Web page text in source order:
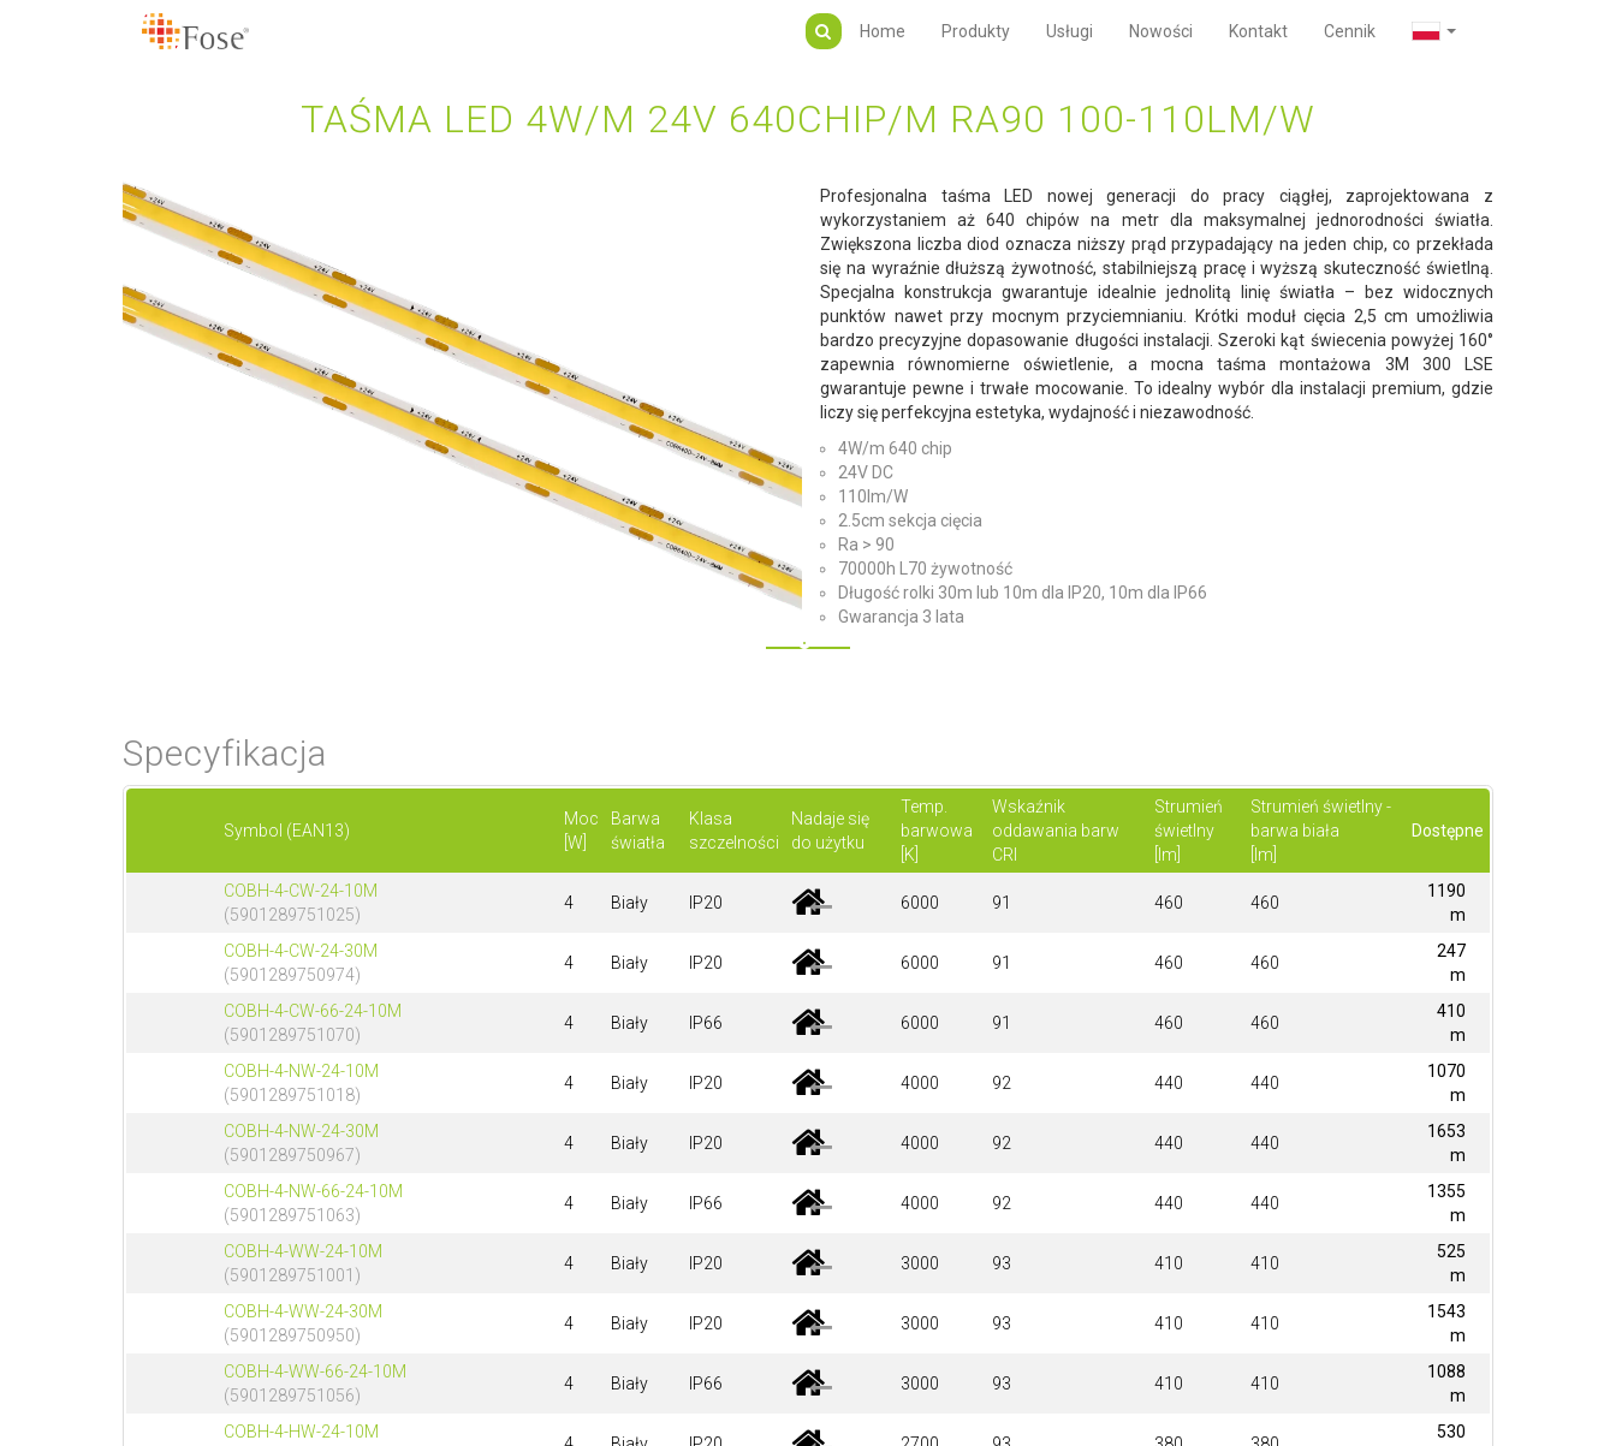
Home Produkty Usługi Nowości Kontakt Cennik
TAŚMA LED 4W/M 24V 640CHIP/M RA90 100-110LM/W
Profesjonalna taśma LED nowej generacji do pracy ciągłej, zaprojektowana z
wykorzystaniem aż 640 chipów na metr dla maksymalnej jednorodności światła.
Zwiększona liczba diod oznacza niższy prąd przypadający na jeden chip, co przekłada
się na wyraźnie dłuższą żywotność, stabilniejszą pracę i wyższą skuteczność świetlną.
Specjalna konstrukcja gwarantuje idealnie jednolitą linię światła – bez widocznych
punktów nawet przy mocnym przyciemnianiu. Krótki moduł cięcia 2,5 cm umożliwia
bardzo precyzyjne dopasowanie długości instalacji. Szeroki kąt świecenia powyżej 160°
zapewnia równomierne oświetlenie, a mocna taśma montażowa 3M 300 LSE
gwarantuje pewne i trwałe mocowanie. To idealny wybór dla instalacji premium, gdzie
liczy się perfekcyjna estetyka, wydajność i niezawodność.
4W/m 640 chip
24V DC
110lm/W
2.5cm sekcja cięcia
Ra > 90
70000h L70 żywotność
Długość rolki 30m lub 10m dla IP20, 10m dla IP66
Gwarancja 3 lata
Specyfikacja
Symbol (EAN13)
Moc
[W]
Barwa
światła
Klasa
szczelności
Nadaje się
do użytku
Temp.
barwowa
[K]
Wskaźnik
oddawania barw
CRI
Strumień
świetlny
[lm]
Strumień świetlny -
barwa biała
[lm]
Dostępne
COBH-4-CW-24-10M
(5901289751025)
4 Biały IP20 6000 91 460 460
1190
m
COBH-4-CW-24-30M
(5901289750974)
4 Biały IP20 6000 91 460 460
247
m
COBH-4-CW-66-24-10M
(5901289751070)
4 Biały IP66 6000 91 460 460
410
m
COBH-4-NW-24-10M
(5901289751018)
4 Biały IP20 4000 92 440 440
1070
m
COBH-4-NW-24-30M
(5901289750967)
4 Biały IP20 4000 92 440 440
1653
m
COBH-4-NW-66-24-10M
(5901289751063)
4 Biały IP66 4000 92 440 440
1355
m
COBH-4-WW-24-10M
(5901289751001)
4 Biały IP20 3000 93 410 410
525
m
COBH-4-WW-24-30M
(5901289750950)
4 Biały IP20 3000 93 410 410
1543
m
COBH-4-WW-66-24-10M
(5901289751056)
4 Biały IP66 3000 93 410 410
1088
m
COBH-4-HW-24-10M
530